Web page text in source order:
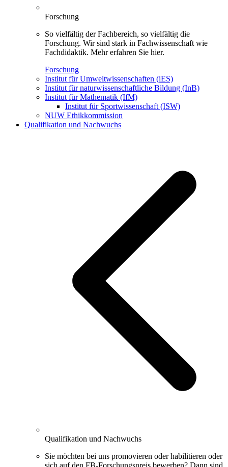
Forschung
So vielfältig der Fachbereich, so vielfältig die
Forschung. Wir sind stark in Fachwissenschaft wie
Fachdidaktik. Mehr erfahren Sie hier.
Forschung
Institut für Umweltwissenschaften (iES)
Institut für naturwissenschaftliche Bildung (InB)
Institut für Mathematik (IfM)
Institut für Sportwissenschaft (ISW)
NUW Ethikkommission
Qualifikation und Nachwuchs
Qualifikation und Nachwuchs
Sie möchten bei uns promovieren oder habilitieren oder